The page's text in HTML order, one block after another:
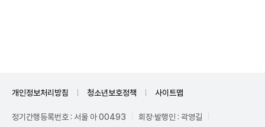
개인정보처리방침 청소년보호정책 사이트맵
정기간행등록번호 : 서울 아 00493
회장·발행인 : 곽영길